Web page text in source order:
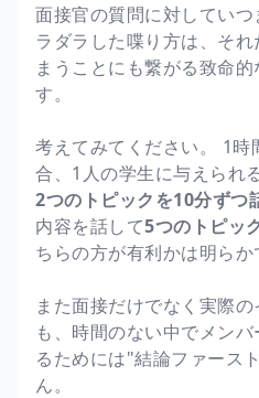
面接官の質問に対してい
ラダラした喋り方は、そ
まうことにも繋がる致命
す。
考えてみてください。 1
合、1人の学生に与えられ
2つのトピックを10分ずつ
内容を話して5つのトピッ
ちらの方が有利かは明らか
また面接だけでなく実際
も、時間のない中でメン
るためには"結論ファース
ん。